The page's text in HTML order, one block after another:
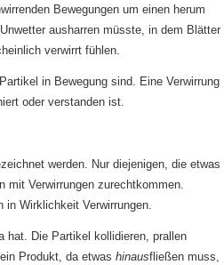
Bewegungen um einen herum
ausharren müsste, in dem Blätter
verwirrt fühlen.
Partikel in Bewegung sind. Eine Verwirrung
oder verstanden ist.
werden. Nur diejenigen, die etwas
mit Verwirrungen zurechtkommen.
Wirklichkeit Verwirrungen.
Die Partikel kollidieren, prallen
Produkt, da etwas hinausfließen muss,